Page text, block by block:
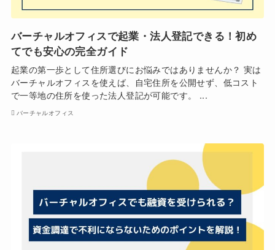
バーチャルオフィスで起業・法人登記できる！初め
てでも安心の完全ガイド
起業の第一歩として住所選びにお悩みではありませんか？ 実は
バーチャルオフィスを使えば、自宅住所を公開せず、低コスト
で一等地の住所を使った法人登記が可能です。 ...
バーチャルオフィス